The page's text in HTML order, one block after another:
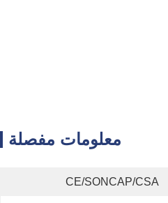
معلومات مفصلة
CE/SONCAP/CSA